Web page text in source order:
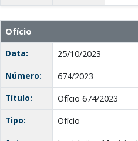
Ofício
Data:
25/10/2023
Número:
674/2023
Título:
Ofício 674/2023
Tipo:
Ofício